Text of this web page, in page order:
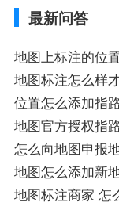
最新问答
地图上标注的位
地图标注怎么样
位置怎么添加指
地图官方授权指
怎么向地图申报
地图怎么添加新
地图标注商家 怎